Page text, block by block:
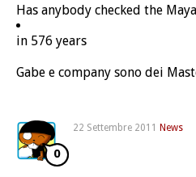
Has anybody checked the
in 576 years
Gabe e company sono dei
22 Settembre 2011 News
0